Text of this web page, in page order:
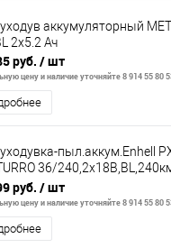
аккумуляторный
2х5.2 Ач
руб. / шт
цену и наличие уточняйте 8 914 55 80
пыл.аккум.Enhell
36/
АКК
руб. / шт
цену и наличие уточняйте 8 914 55 80